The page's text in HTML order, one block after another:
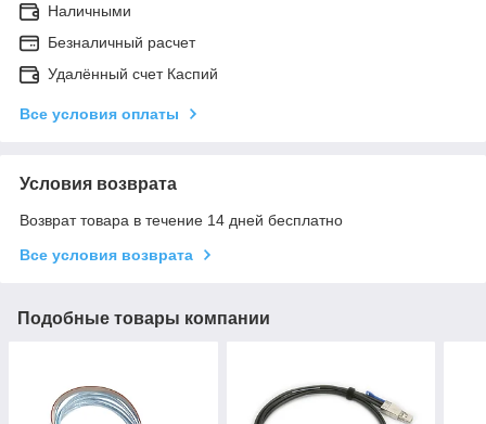
Наличными
Безналичный расчет
Удалённый счет Каспий
Все условия оплаты
Условия возврата
Возврат товара в течение 14 дней бесплатно
Все условия возврата
Подобные товары компании